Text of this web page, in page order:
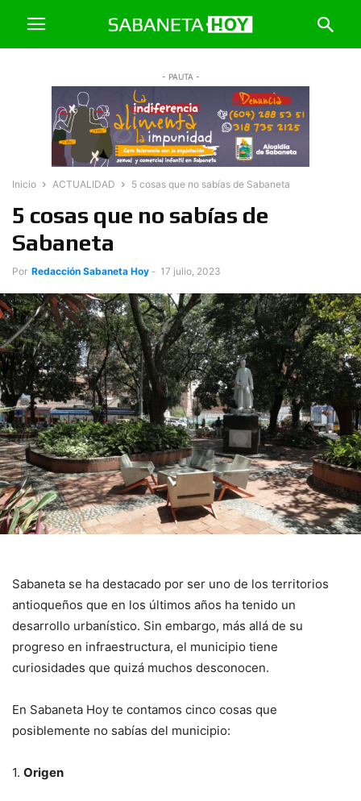
- PAUTA -
Inicio ACTUALIDAD 5 cosas que no sabías de Sabaneta
5 cosas que no sabías de
Sabaneta
Por Redacción Sabaneta Hoy - 17 julio, 2023
Sabaneta se ha destacado por ser uno de los territorios
antioqueños que en los últimos años ha tenido un
desarrollo urbanístico. Sin embargo, más allá de su
progreso en infraestructura, el municipio tiene
curiosidades que quizá muchos desconocen.
En Sabaneta Hoy te contamos cinco cosas que
posiblemente no sabías del municipio:
1. Origen